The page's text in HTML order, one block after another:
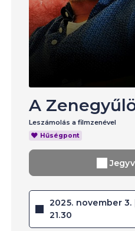
A
Leszámolás a filmzenével
Hűségpont
2025. november 3.
21.30